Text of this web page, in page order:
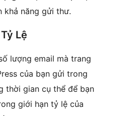
khả năng gửi thư.
Lệ
lượng email mà trang
của bạn gửi trong
thời gian cụ thể để bạn
giới hạn tỷ lệ của